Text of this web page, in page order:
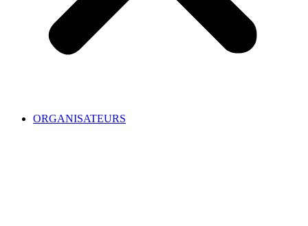
ORGANISATEURS